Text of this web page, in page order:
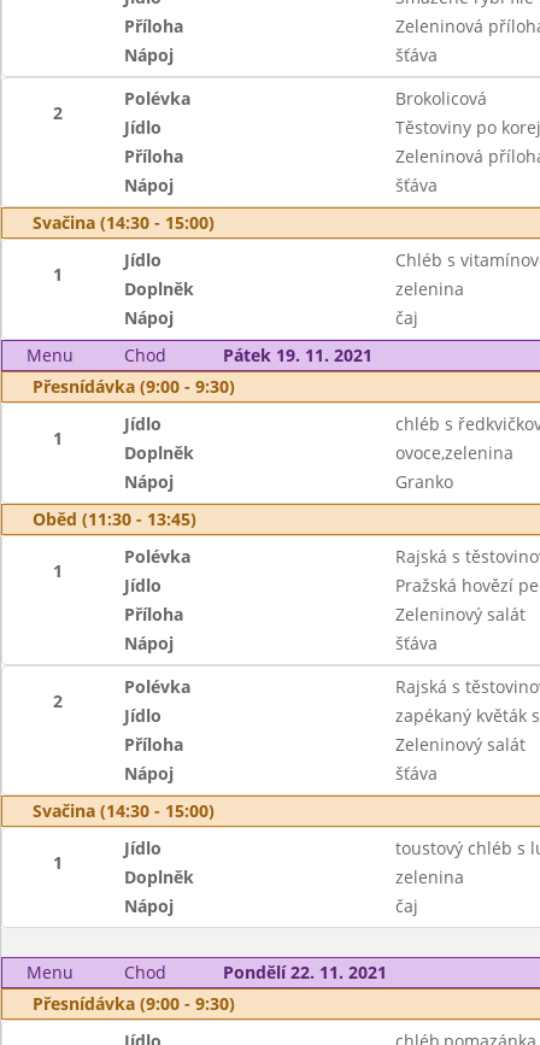
Příloha
Zeleninová
Nápoj
šťáva
2
Polévka
Brokolicová
Jídlo
Těstoviny po
Příloha
Zeleninová
Nápoj
šťáva
Svačina (14:30 - 15:00)
1
Jídlo
Chléb s
Doplněk
zelenina
Nápoj
čaj
Menu
Chod
Pátek 19. 11. 2021
Přesnídávka (9:00 - 9:30)
1
Jídlo
chléb s
Doplněk
ovoce,zelenina
Nápoj
Granko
Oběd (11:30 - 13:45)
1
Polévka
Rajská s
Jídlo
Pražská hovězí
Příloha
Zeleninový salát
Nápoj
šťáva
2
Polévka
Rajská s
Jídlo
zapékaný květák
Příloha
Zeleninový salát
Nápoj
šťáva
Svačina (14:30 - 15:00)
1
Jídlo
toustový chléb s
Doplněk
zelenina
Nápoj
čaj
Menu Chod
Pondělí 22. 11. 2021
Přesnídávka (9:00 - 9:30)